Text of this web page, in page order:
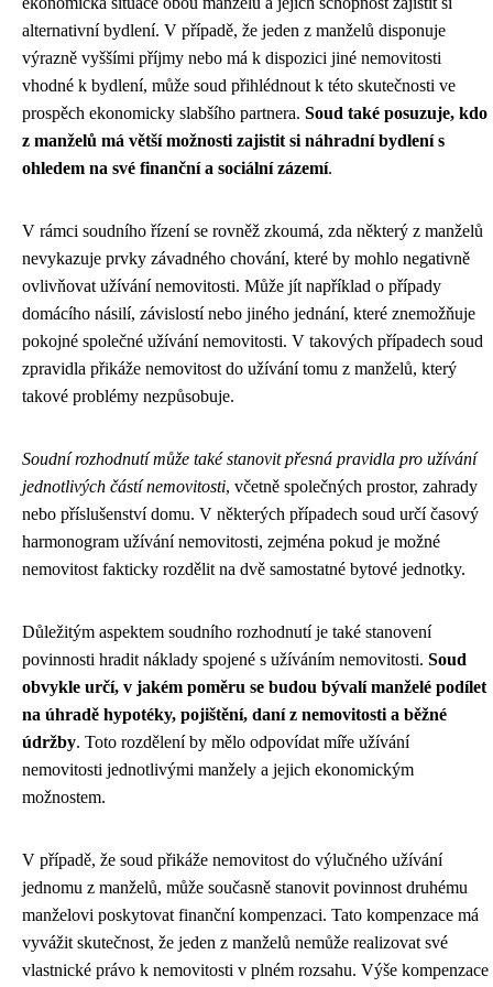
alternativní bydlení. V případě, že jeden z manželů disponuje
výrazně vyššími příjmy nebo má k dispozici jiné nemovitosti
vhodné k bydlení, může soud přihlédnout k této skutečnosti ve
prospěch ekonomicky slabšího partnera. Soud také posuzuje, kdo
z manželů má větší možnosti zajistit si náhradní bydlení s
ohledem na své finanční a sociální zázemí.
V rámci soudního řízení se rovněž zkoumá, zda některý z manželů
nevykazuje prvky závadného chování, které by mohlo negativně
ovlivňovat užívání nemovitosti. Může jít například o případy
domácího násilí, závislostí nebo jiného jednání, které znemožňuje
pokojné společné užívání nemovitosti. V takových případech soud
zpravidla přikáže nemovitost do užívání tomu z manželů, který
takové problémy nezpůsobuje.
Soudní rozhodnutí může také stanovit přesná pravidla pro užívání
jednotlivých částí nemovitosti, včetně společných prostor, zahrady
nebo příslušenství domu. V některých případech soud určí časový
harmonogram užívání nemovitosti, zejména pokud je možné
nemovitost fakticky rozdělit na dvě samostatné bytové jednotky.
Důležitým aspektem soudního rozhodnutí je také stanovení
povinnosti hradit náklady spojené s užíváním nemovitosti. Soud
obvykle určí, v jakém poměru se budou bývalí manželé podílet
na úhradě hypotéky, pojištění, daní z nemovitosti a běžné
údržby. Toto rozdělení by mělo odpovídat míře užívání
nemovitosti jednotlivými manžely a jejich ekonomickým
možnostem.
V případě, že soud přikáže nemovitost do výlučného užívání
jednomu z manželů, může současně stanovit povinnost druhému
manželovi poskytovat finanční kompenzaci. Tato kompenzace má
vyvážit skutečnost, že jeden z manželů nemůže realizovat své
vlastnické právo k nemovitosti v plném rozsahu. Výše kompenzace